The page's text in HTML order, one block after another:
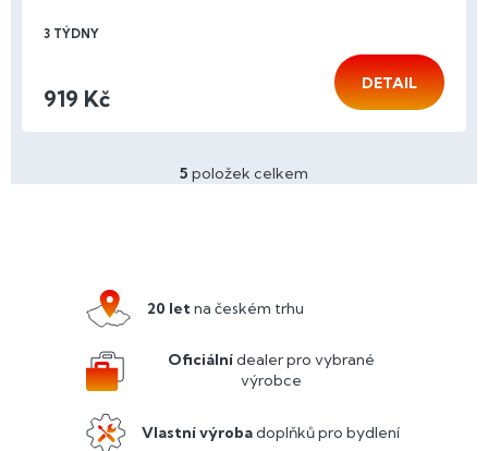
3 TÝDNY
919 Kč
DETAIL
O
c
p
r
v
y
5 položek celkem
20 letna českém trhu
Oficiálnídealer pro vybrané
výrobce
Vlastní výrobadoplňků pro bydlení